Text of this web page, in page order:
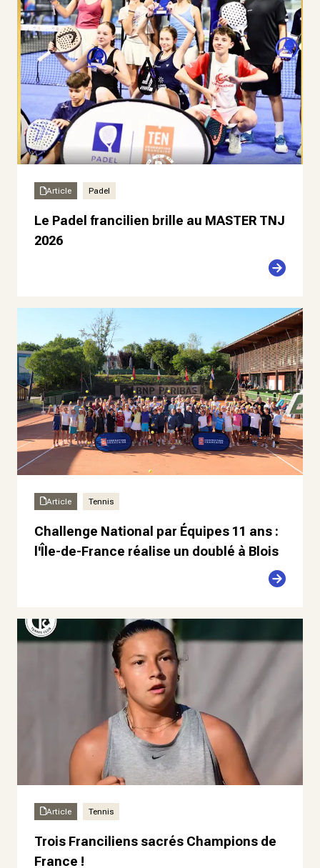
Article Padel
Le Padel francilien brille au MASTER TNJ
2026
Article Tennis
Challenge National par Équipes 11 ans :
l'Île-de-France réalise un doublé à Blois
Article Tennis
Trois Franciliens sacrés Champions de
France !